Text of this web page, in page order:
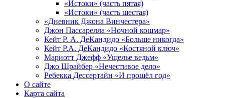
«Истоки» (часть пятая)
«Истоки» (часть шестая)
«Дневник Джона Винчестера»
Джон Пассарелла «Ночной кошмар»
Кейт Р. А. ДеКандидо «Больше никогда»
Кейт Р.А. ДеКандидо «Костяной ключ»
Мариотт Джефф «Ущелье ведьм»
Джо Шрайбер «Нечестивое дело»
Ребекка Десcертайн «И прошёл год»
О сайте
Карта сайта